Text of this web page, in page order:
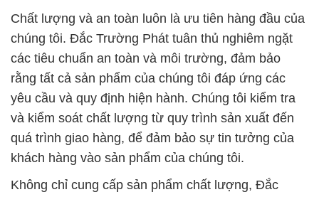
Chất lượng và an toàn luôn là ưu tiên hàng đầu của
chúng tôi. Đắc Trường Phát tuân thủ nghiêm ngặt
các tiêu chuẩn an toàn và môi trường, đảm bảo
rằng tất cả sản phẩm của chúng tôi đáp ứng các
yêu cầu và quy định hiện hành. Chúng tôi kiểm tra
và kiểm soát chất lượng từ quy trình sản xuất đến
quá trình giao hàng, để đảm bảo sự tin tưởng của
khách hàng vào sản phẩm của chúng tôi.
Không chỉ cung cấp sản phẩm chất lượng, Đắc